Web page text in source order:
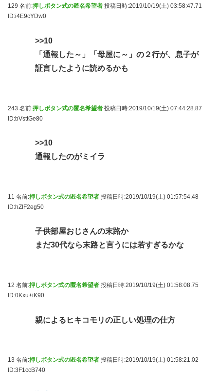
129 名前:押しボタン式の匿名希望者 投稿日時:2019/10/19(土) 03:58:47.71
ID:i4E9cYDw0
>>10
「通報した～」「母屋に～」の２行が、息子が
証言したように読めるかも
243 名前:押しボタン式の匿名希望者 投稿日時:2019/10/19(土) 07:44:28.87
ID:bVsttGe80
>>10
通報したのがミイラ
11 名前:押しボタン式の匿名希望者 投稿日時:2019/10/19(土) 01:57:54.48
ID:hZlF2eg50
子供部屋おじさんの末路か
まだ30代なら末路と言うには若すぎるかな
12 名前:押しボタン式の匿名希望者 投稿日時:2019/10/19(土) 01:58:08.75
ID:0Kxu+iK90
親によるヒキコモリの正しい処理の仕方
13 名前:押しボタン式の匿名希望者 投稿日時:2019/10/19(土) 01:58:21.02
ID:3F1ccB740